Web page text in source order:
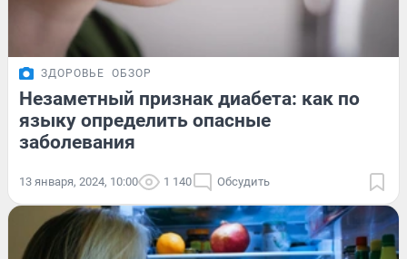
ЗДОРОВЬЕ ОБЗОР
Незаметный признак диабета: как по
языку определить опасные
заболевания
13 января, 2024, 10:00 1 140 Обсудить